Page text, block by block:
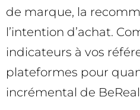
de marque, la
l’intention d’achat.
indicateurs à vos
plateformes pour
incrémental de